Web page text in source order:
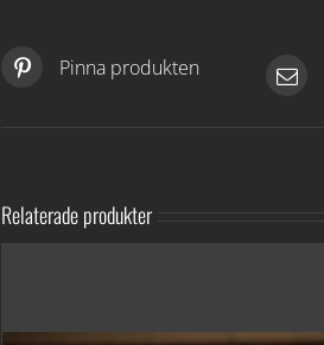
Pinna produkten
Relaterade produkter